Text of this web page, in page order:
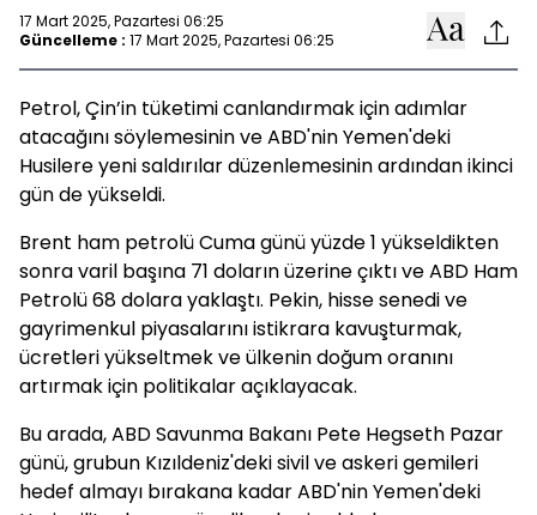
17 Mart 2025, Pazartesi 06:25
Güncelleme : 17 Mart 2025, Pazartesi 06:25
Petrol, Çin’in tüketimi canlandırmak için adımlar
atacağını söylemesinin ve ABD'nin Yemen'deki
Husilere yeni saldırılar düzenlemesinin ardından ikinci
gün de yükseldi.
Brent ham petrolü Cuma günü yüzde 1 yükseldikten
sonra varil başına 71 doların üzerine çıktı ve ABD Ham
Petrolü 68 dolara yaklaştı. Pekin, hisse senedi ve
gayrimenkul piyasalarını istikrara kavuşturmak,
ücretleri yükseltmek ve ülkenin doğum oranını
artırmak için politikalar açıklayacak.
Bu arada, ABD Savunma Bakanı Pete Hegseth Pazar
günü, grubun Kızıldeniz'deki sivil ve askeri gemileri
hedef almayı bırakana kadar ABD'nin Yemen'deki